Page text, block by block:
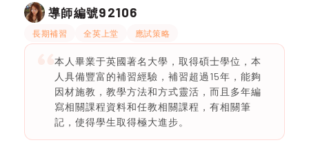
導師編號92106
長期補習 全英上堂 應試策略
本人畢業于英國著名大學，取得碩士學位，本
人具備豐富的補習經驗，補習超過15年，能夠
因材施教，教學方法和方式靈活，而且多年編
寫相關課程資料和任教相關課程，有相關筆
記，使得學生取得極大進步。